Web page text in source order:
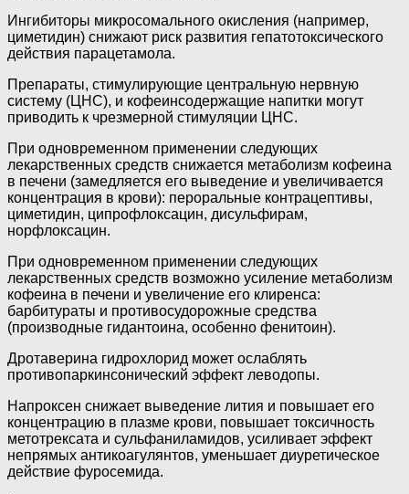
Ингибиторы микросомального окисления (например,
циметидин) снижают риск развития гепатотоксического
действия парацетамола.
Препараты, стимулирующие центральную нервную
систему (ЦНС), и кофеинсодержащие напитки могут
приводить к чрезмерной стимуляции ЦНС.
При одновременном применении следующих
лекарственных средств снижается метаболизм кофеина
в печени (замедляется его выведение и увеличивается
концентрация в крови): пероральные контрацептивы,
циметидин, ципрофлоксацин, дисульфирам,
норфлоксацин.
При одновременном применении следующих
лекарственных средств возможно усиление метаболизм
кофеина в печени и увеличение его клиренса:
барбитураты и противосудорожные средства
(производные гидантоина, особенно фенитоин).
Дротаверина гидрохлорид может ослаблять
противопаркинсонический эффект леводопы.
Напроксен снижает выведение лития и повышает его
концентрацию в плазме крови, повышает токсичность
метотрексата и сульфаниламидов, усиливает эффект
непрямых антикоагулянтов, уменьшает диуретическое
действие фуросемида.